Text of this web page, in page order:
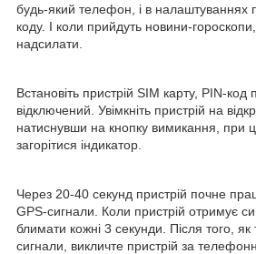
будь-який телефон, і в налаштуваннях
коду. І коли прийдуть новини-
надсилати.
Встановіть пристрій SIM карту, PIN-код
відключений. Увімкніть пристрій на
натиснувши на кнопку вимикання, при
загорітися індикатор.
Через 20-40 секунд пристрій почне
GPS-сигнали. Коли пристрій отримує
блимати кожні 3 секунди. Після того,
сигнали, викличте пристрій за